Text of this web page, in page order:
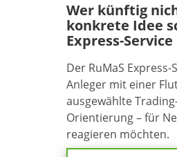
Wer künftig
konkrete Idee
Express-
Der RuMaS
Anleger mit einer
ausgewählte
Orientierung – für
reagieren möchten.